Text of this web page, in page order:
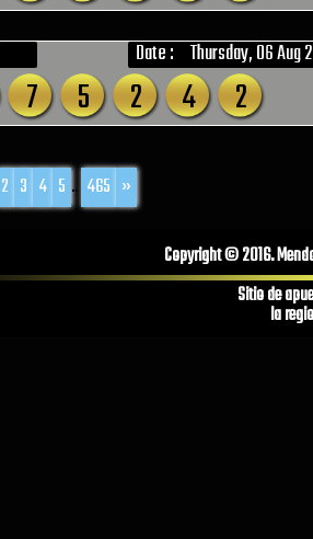
Date : Thursday, 06 Aug
7 5 2 4 2
2 3 4 5 ... 465 »
Copyright © 2016.
Sitio de
la